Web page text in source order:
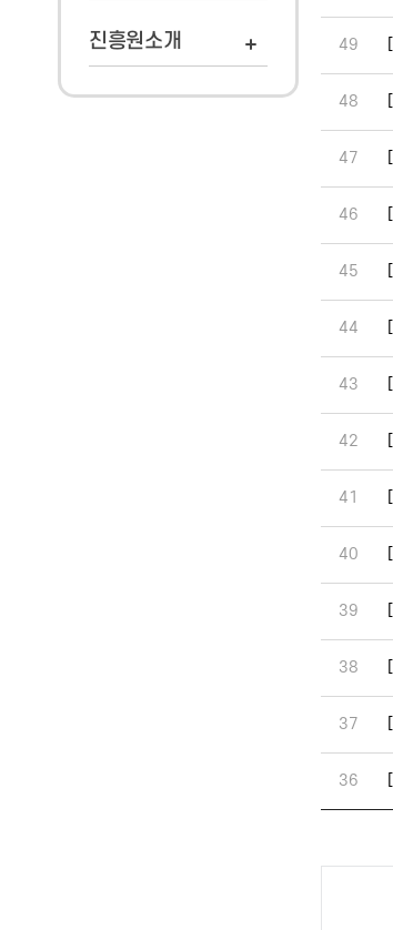
진흥원소개 49
48
47
46
45
44
43
42
41
40
39
38
37
36